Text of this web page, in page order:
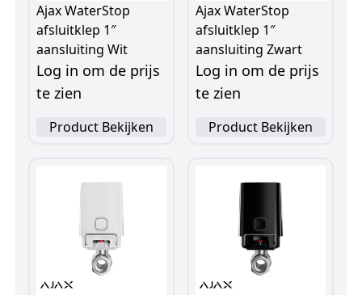
Ajax WaterStop
afsluitklep 1″
aansluiting Wit
Log in om de prijs
te zien
Product Bekijken
Ajax WaterStop
afsluitklep 1″
aansluiting Zwart
Log in om de prijs
te zien
Product Bekijken